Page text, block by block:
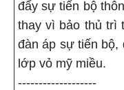
đẩy sự tiến bộ
thay vì bảo thủ trì
đàn áp sự tiến bộ,
lớp vỏ mỹ miều.
-------------------